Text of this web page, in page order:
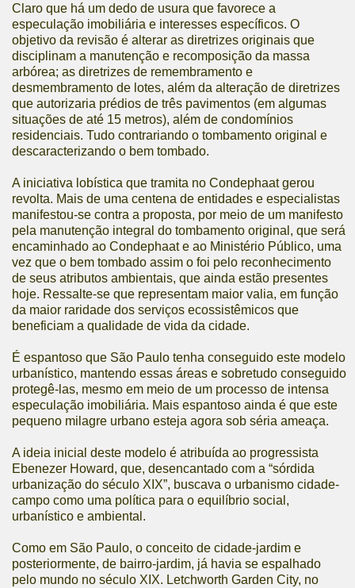
Claro que há um dedo de usura que favorece a
especulação imobiliária e interesses específicos. O
objetivo da revisão é alterar as diretrizes originais que
disciplinam a manutenção e recomposição da massa
arbórea; as diretrizes de remembramento e
desmembramento de lotes, além da alteração de diretrizes
que autorizaria prédios de três pavimentos (em algumas
situações de até 15 metros), além de condomínios
residenciais. Tudo contrariando o tombamento original e
descaracterizando o bem tombado.
A iniciativa lobística que tramita no Condephaat gerou
revolta. Mais de uma centena de entidades e especialistas
manifestou-se contra a proposta, por meio de um manifesto
pela manutenção integral do tombamento original, que será
encaminhado ao Condephaat e ao Ministério Público, uma
vez que o bem tombado assim o foi pelo reconhecimento
de seus atributos ambientais, que ainda estão presentes
hoje. Ressalte-se que representam maior valia, em função
da maior raridade dos serviços ecossistêmicos que
beneficiam a qualidade de vida da cidade.
É espantoso que São Paulo tenha conseguido este modelo
urbanístico, mantendo essas áreas e sobretudo conseguido
protegê-las, mesmo em meio de um processo de intensa
especulação imobiliária. Mais espantoso ainda é que este
pequeno milagre urbano esteja agora sob séria ameaça.
A ideia inicial deste modelo é atribuída ao progressista
Ebenezer Howard, que, desencantado com a “sórdida
urbanização do século XIX”, buscava o urbanismo cidade-
campo como uma política para o equilíbrio social,
urbanístico e ambiental.
Como em São Paulo, o conceito de cidade-jardim e
posteriormente, de bairro-jardim, já havia se espalhado
pelo mundo no século XIX. Letchworth Garden City, no